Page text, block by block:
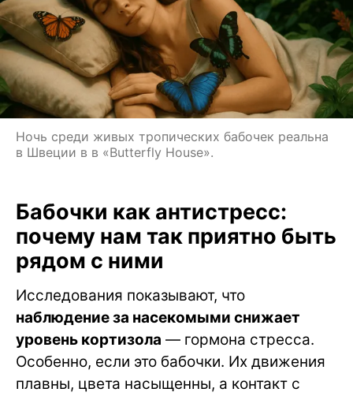
Ночь среди живых тропических бабочек реальна
в Швеции в в «Butterfly House».
Бабочки как антистресс:
почему нам так приятно быть
рядом с ними
Исследования показывают, что
наблюдение за насекомыми снижает
уровень кортизола — гормона стресса.
Особенно, если это бабочки. Их движения
плавны, цвета насыщенны, а контакт с